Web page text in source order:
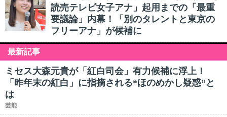
読売テレビ女子アナ」起用までの「最重
要議論」内幕！「別のタレントと東京の
フリーアナ」が候補に
最新記事
ミセス大森元貴が「紅白司会」有力候補に浮上！
「昨年末の紅白」に指摘される“ほのめかし疑惑”と
は
芸能